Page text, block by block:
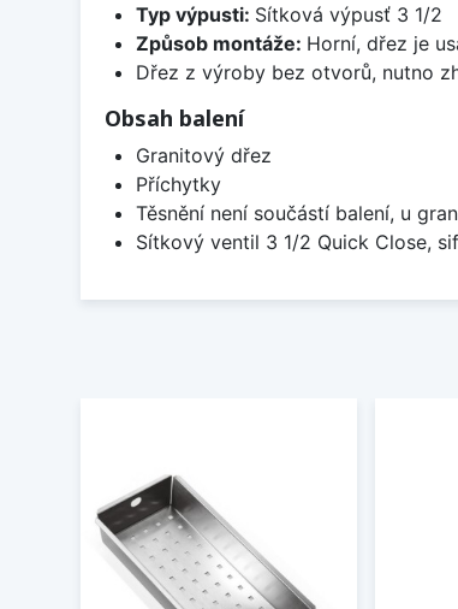
Typ výpusti: Sítková výpusť 3 1/2
Způsob montáže: Horní, dřez je
Dřez z výroby bez otvorů, nutno
Obsah balení
Granitový dřez
Příchytky
Těsnění není součástí balení, u
Sítkový ventil 3 1/2 Quick Close,